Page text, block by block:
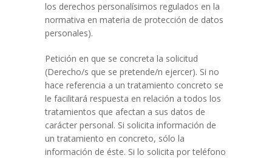
los derechos personalísimos regulados en la
normativa en materia de protección de datos
personales).
Petición en que se concreta la solicitud
(Derecho/s que se pretende/n ejercer). Si no
hace referencia a un tratamiento concreto se
le facilitará respuesta en relación a todos los
tratamientos que afectan a sus datos de
carácter personal. Si solicita información de
un tratamiento en concreto, sólo la
información de éste. Si lo solicita por teléfono